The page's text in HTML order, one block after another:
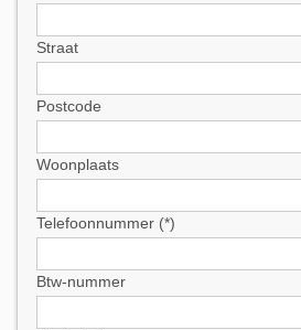
Straat
Postcode
Woonplaats
Telefoonnummer (*)
Btw-nummer